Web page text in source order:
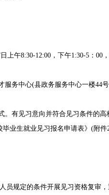
午8:30-12:00，下午1:30-5：00，
中心(县政务服务中心一楼44号
有见习意向并符合见习条件的高
业生就业见习报名申请表》(附件
规定的条件开展见习资格复审，